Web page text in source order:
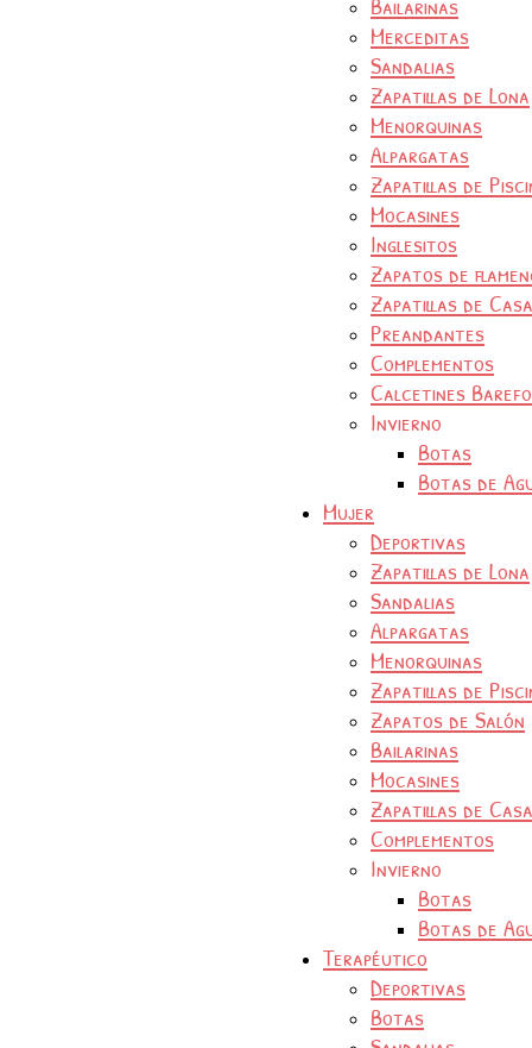
Merceditas
Sandalias
Zapatillas de Lona
Menorquinas
Alpargatas
Zapatillas de
Mocasines
Inglesitos
Zapatos de
Zapatillas de Casa
Preandantes
Complementos
Calcetines
Invierno
Botas
Botas de
Mujer
Deportivas
Zapatillas de Lona
Sandalias
Alpargatas
Menorquinas
Zapatillas de
Zapatos de Salón
Bailarinas
Mocasines
Zapatillas de Casa
Complementos
Invierno
Botas
Botas de
Terapéutico
Deportivas
Botas